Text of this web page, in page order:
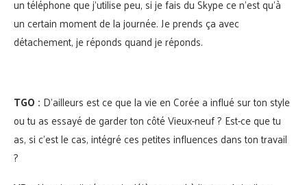
un téléphone que j’utilise peu, si je fais du Skype ce n’est qu’à
un certain moment de la journée. Je prends ça avec
détachement, je réponds quand je réponds.
TGO : D’ailleurs est ce que la vie en Corée a influé sur ton style
ou tu as essayé de garder ton côté Vieux-neuf ? Est-ce que tu
as, si c’est le cas, intégré ces petites influences dans ton travail
?